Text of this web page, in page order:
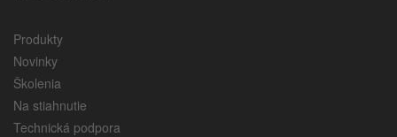
Produkty
Novinky
Školenia
Na stiahnutie
Technická podpora